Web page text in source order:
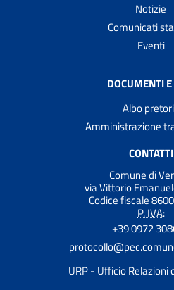
Notizie
Comunicati
Eventi
DOCUMENTI
Albo
Amministrazione
CONTATTI
Comune di
via Vittorio
Codice fiscale
P. IVA:
+39 0972
URP - Ufficio Relazioni